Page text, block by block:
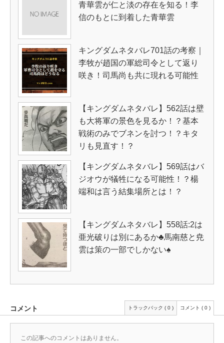
青華雲が仁と淡の存在を知る！李
信のもとに到着した青華雲
キングダムネタバレ701話の考察｜
李牧が趙国の軍総司令として返り
咲き！司馬尚も共に現れる可能性
【キングダムネタバレ】562話は壁
も大将軍の景色を見るか！？基本
戦術のみでブネンを討つ！？キタ
リも見直す！？
【キングダムネタバレ】569話はバ
ジオウが犠牲になる可能性！？楊
端和は言う結集場所とは！？
【キングダムネタバレ】558話:2は
亜光破りは別にあるか♣馬南慈と尭
雲は策の一部でしかない♠
コメント トラックバック ( 0 ) コメント ( 0 )
この記事へのコメントはありません。